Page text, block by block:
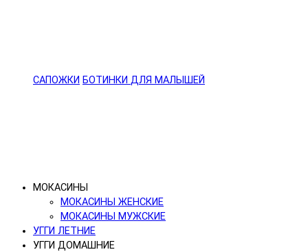
САПОЖКИ БОТИНКИ ДЛЯ МАЛЫШЕЙ
МОКАСИНЫ
МОКАСИНЫ ЖЕНСКИЕ
МОКАСИНЫ МУЖСКИЕ
УГГИ ЛЕТНИЕ
УГГИ ДОМАШНИЕ